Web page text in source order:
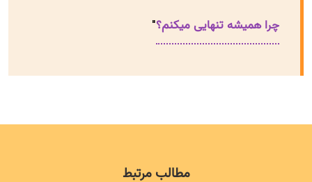
چرا همیشه تنهایی میکنم؟"
مطالب مرتبط